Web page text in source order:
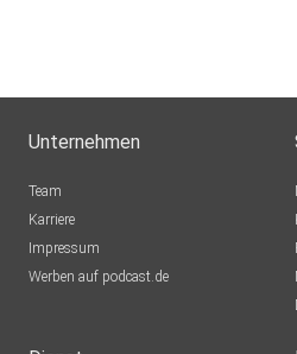
Unternehmen
Team
Karriere
Impressum
Werben auf podcast.de